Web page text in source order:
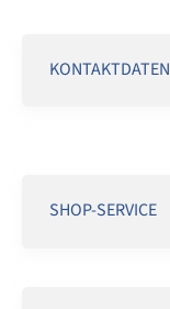
KONTAKTDATEN
SHOP-SERVICE